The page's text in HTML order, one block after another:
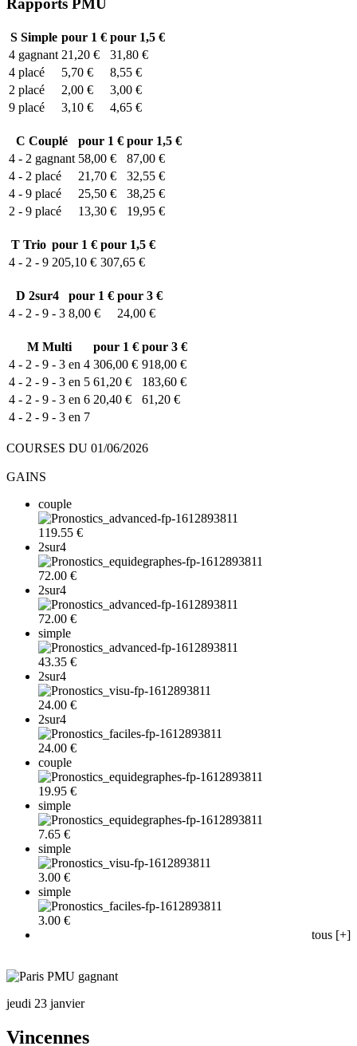
Rapports PMU
SSimple pour 1 € pour 1,5 €
4 gagnant 21,20 €
31,80 €
4 placé 5,70 €
8,55 €
2 placé 2,00 €
3,00 €
9 placé 3,10 € 4,65 €
C Couplé pour 1 € pour 1,5 €
4 - 2 gagnant 58,00 €
87,00 €
4 - 2 placé 21,70 €
32,55 €
4 - 9 placé 25,50 €
38,25 €
2 - 9 placé 13,30 € 19,95 €
T Trio pour 1 € pour 1,5 €
4 - 2 - 9 205,10 € 307,65 €
D 2sur4 pour 1 € pour 3 €
4 - 2 - 9 - 3 8,00 € 24,00 €
M Multi pour 1 € pour 3 €
4 - 2 - 9 - 3 en 4 306,00 € 918,00 €
4 - 2 - 9 - 3 en 5 61,20 €
183,60 €
4 - 2 - 9 - 3 en 6 20,40 €
61,20 €
4 - 2 - 9 - 3 en 7
COURSES DU 01/06/2026
GAINS
couple
119.55 €
2sur4
72.00 €
2sur4
72.00 €
simple
43.35 €
2sur4
24.00 €
2sur4
24.00 €
couple
19.95 €
simple
7.65 €
simple
3.00 €
simple
3.00 €
tous [+]
jeudi 23 janvier
Vincennes